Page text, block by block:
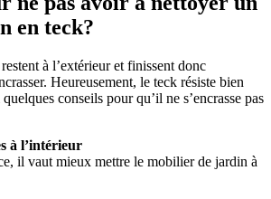
en teck?
à l’extérieur et finissent donc
Heureusement, le teck résiste bien
conseils pour qu’il ne s’encrasse pas
à l’intérieur
il vaut mieux mettre le mobilier de jardin à